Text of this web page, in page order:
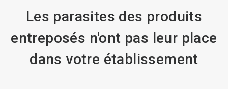
Les parasites des produits
entreposés n'ont pas leur place
dans votre établissement​​​​​​​